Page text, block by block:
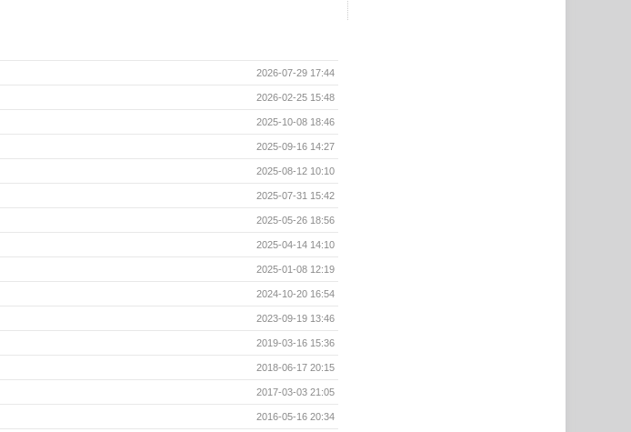
2026-07-29 17:44
2026-02-25 15:48
2025-10-08 18:46
2025-09-16 14:27
2025-08-12 10:10
2025-07-31 15:42
2025-05-26 18:56
2025-04-14 14:10
2025-01-08 12:19
2024-10-20 16:54
2023-09-19 13:46
2019-03-16 15:36
2018-06-17 20:15
2017-03-03 21:05
2016-05-16 20:34